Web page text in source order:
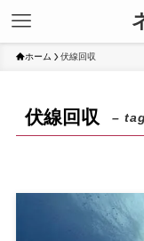
ホーム 伏線回収
伏線回収 –